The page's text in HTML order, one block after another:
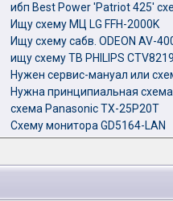
ибп Best Power 'Patriot 425'
Ищу схему МЦ LG FFH-2000K
Ищу схему сабв. ODEON AV-
ищу схему ТВ PHILIPS CTV8219
Нужен сервис-мануал или
Нужна принципиальная схема
схема Panasonic TX-25P20T
Схему монитора GD5164-LAN